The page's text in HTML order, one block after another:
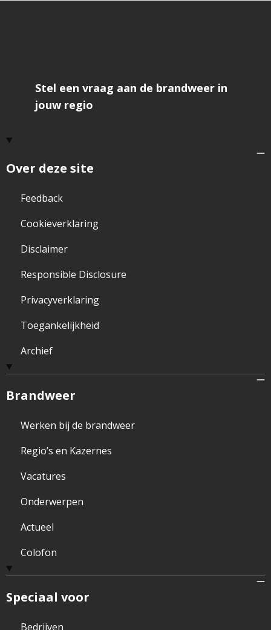
Over deze site
Feedback
Cookieverklaring
Disclaimer
Responsible Disclosure
Privacyverklaring
Toegankelijkheid
Archief
Brandweer
Werken bij de brandweer
Regio’s en Kazernes
Vacatures
Onderwerpen
Actueel
Colofon
Speciaal voor
Bedrijven
Stel een vraag aan de brandweer in
jouw regio